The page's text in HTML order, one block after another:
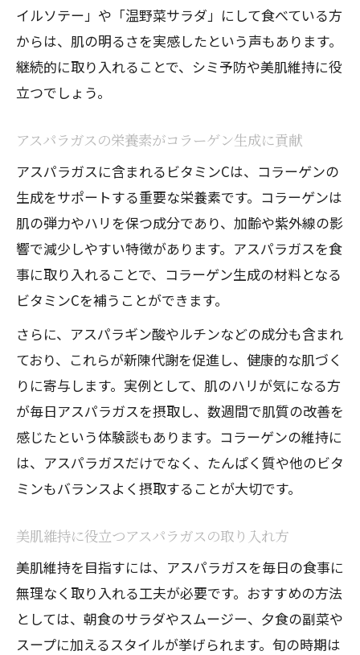
イルソテー」や「温野菜サラダ」にして食べている方
からは、肌の明るさを実感したという声もあります。
継続的に取り入れることで、シミ予防や美肌維持に役
立つでしょう。
アスパラガスの栄養素がコラーゲン生成に貢献
アスパラガスに含まれるビタミンCは、コラーゲンの
生成をサポートする重要な栄養素です。コラーゲンは
肌の弾力やハリを保つ成分であり、加齢や紫外線の影
響で減少しやすい特徴があります。アスパラガスを食
事に取り入れることで、コラーゲン生成の材料となる
ビタミンCを補うことができます。
さらに、アスパラギン酸やルチンなどの成分も含まれ
ており、これらが新陳代謝を促進し、健康的な肌づく
りに寄与します。実例として、肌のハリが気になる方
が毎日アスパラガスを摂取し、数週間で肌質の改善を
感じたという体験談もあります。コラーゲンの維持に
は、アスパラガスだけでなく、たんぱく質や他のビタ
ミンもバランスよく摂取することが大切です。
美肌維持に役立つアスパラガスの取り入れ方
美肌維持を目指すには、アスパラガスを毎日の食事に
無理なく取り入れる工夫が必要です。おすすめの方法
としては、朝食のサラダやスムージー、夕食の副菜や
スープに加えるスタイルが挙げられます。旬の時期は